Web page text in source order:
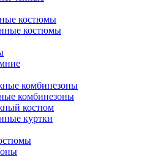
костюмы
костюмы
комбинезоны
комбинезоны
костюм
куртки